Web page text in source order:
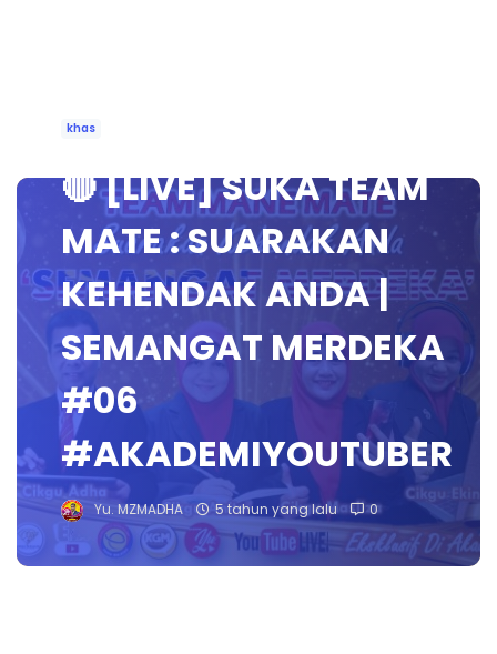
khas
🔴 [LIVE] SUKA TEAM
MATE : SUARAKAN
KEHENDAK ANDA |
SEMANGAT MERDEKA
#06
#AKADEMIYOUTUBER
Yu. MZMADHA 5 tahun yang lalu 0